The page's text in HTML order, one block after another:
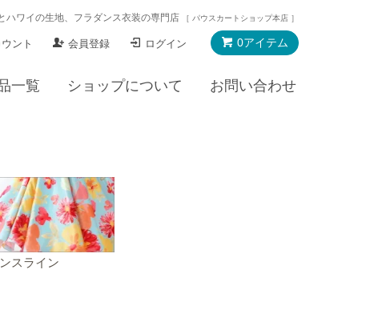
ハワイの生地、フラダンス衣装の専門店 ［ パウスカートショップ本店 ］
0アイテム
ント 会員登録 ログイン
一覧 ショップについて お問い合わせ
スライン